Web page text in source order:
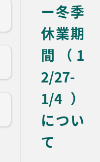
ー冬季
休業期
間（1
2/27-
1/4）
につい
て